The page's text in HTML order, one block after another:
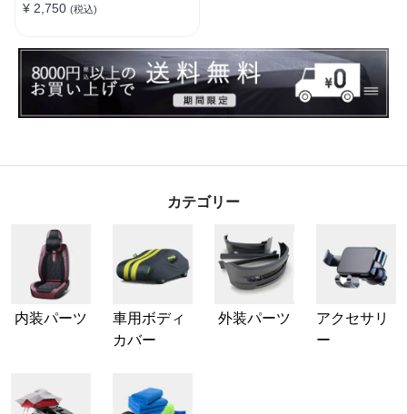
¥ 2,750 (税込)
カテゴリー
内装パーツ
車用ボディ
カバー
外装パーツ
アクセサリ
ー